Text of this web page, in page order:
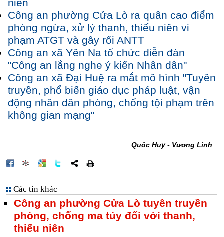
niên
Công an phường Cửa Lò ra quân cao điểm
phòng ngừa, xử lý thanh, thiếu niên vi
phạm ATGT và gây rối ANTT
Công an xã Yên Na tổ chức diễn đàn
"Công an lắng nghe ý kiến Nhân dân"
Công an xã Đại Huệ ra mắt mô hình "Tuyên
truyền, phổ biến giáo dục pháp luật, vận
động nhân dân phòng, chống tội phạm trên
không gian mạng"
Quốc Huy - Vương Linh
Các tin khác
Công an phường Cửa Lò tuyên truyền
phòng, chống ma túy đối với thanh,
thiếu niên